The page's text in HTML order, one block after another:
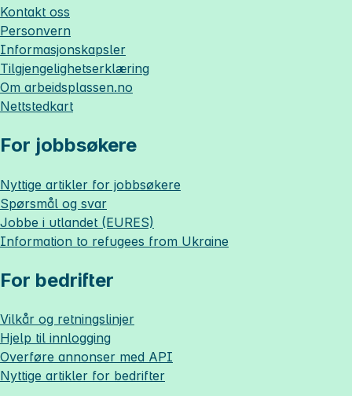
Kontakt oss
Personvern
Informasjonskapsler
Tilgjengelighetserklæring
Om arbeidsplassen.no
Nettstedkart
For jobbsøkere
Nyttige artikler for jobbsøkere
Spørsmål og svar
Jobbe i utlandet (EURES)
Information to refugees from Ukraine
For bedrifter
Vilkår og retningslinjer
Hjelp til innlogging
Overføre annonser med API
Nyttige artikler for bedrifter